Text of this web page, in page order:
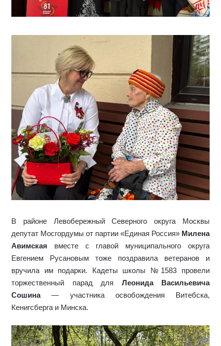
В районе ЛевобережныйСеверного округа Москвы
депутат Мосгордумы от партии «Единая Россия» Милена
Авимская вместе с главой муниципального округа
Евгением Русановым тоже поздравила ветеранов и
вручила им подарки. Кадеты школы №1583 провели
торжественный парад для Леонида Васильевича
Сошина— участника освобождения Витебска,
Кенигсберга и Минска.